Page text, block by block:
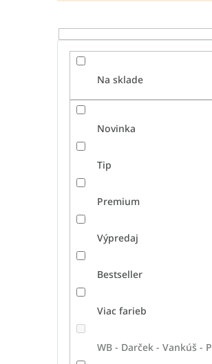
Na sklade
Novinka
Tip
Premium
Výpredaj
Bestseller
Viac farieb
WB - Darček - Vankúš - P